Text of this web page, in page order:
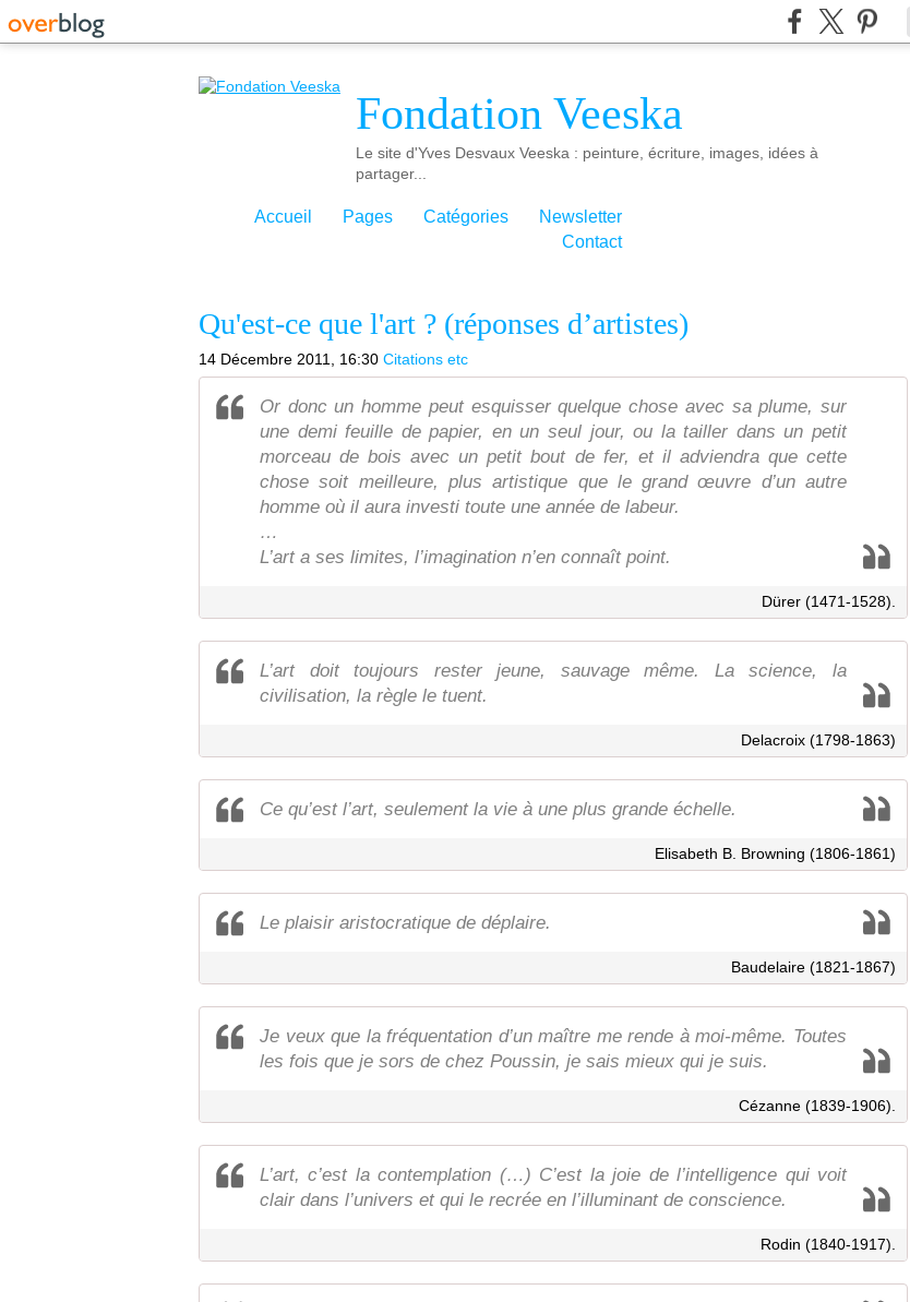
Fondation Veeska
Le site d'Yves Desvaux Veeska : peinture, écriture, images, idées à
partager...
Accueil Pages Catégories
Newsletter
Contact
Qu'est-ce que l'art ? (réponses d’artistes)
14 Décembre 2011, 16:30 Citations etc
Or donc un homme peut esquisser quelque chose avec sa plume, sur
une demi feuille de papier, en un seul jour, ou la tailler dans un petit
morceau de bois avec un petit bout de fer, et il adviendra que cette
chose soit meilleure, plus artistique que le grand œuvre d’un autre
homme où il aura investi toute une année de labeur.
…
L’art a ses limites, l’imagination n’en connaît point.
Dürer (1471-1528).
L’art doit toujours rester jeune, sauvage même. La science, la
civilisation, la règle le tuent.
Delacroix (1798-1863)
Ce qu’est l’art, seulement la vie à une plus grande échelle.
Elisabeth B. Browning (1806-1861)
Le plaisir aristocratique de déplaire.
Baudelaire (1821-1867)
Je veux que la fréquentation d’un maître me rende à moi-même. Toutes
les fois que je sors de chez Poussin, je sais mieux qui je suis.
Cézanne (1839-1906).
L’art, c’est la contemplation (…) C’est la joie de l’intelligence qui voit
clair dans l’univers et qui le recrée en l’illuminant de conscience.
Rodin (1840-1917).